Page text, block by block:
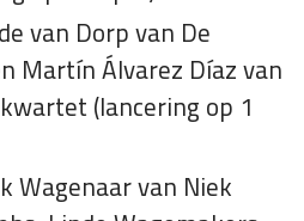
van Dorp van De
Martín Álvarez Díaz van
(lancering op 1
Wagenaar van Niek